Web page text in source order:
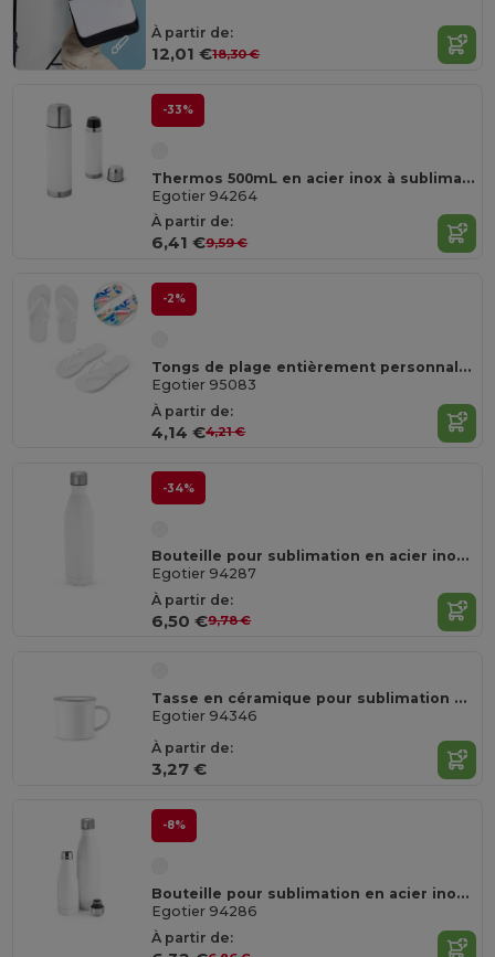
À partir de:
12,01 €18,30 €
-33%
Thermos 500mL en acier inox à sublimation
Egotier 94264
À partir de:
6,41 €9,59 €
-2%
Tongs de plage entièrement personnalisables via sublimation
Egotier 95083
À partir de:
4,14 €4,21 €
-34%
Bouteille pour sublimation en acier inoxydable 800 mL
Egotier 94287
À partir de:
6,50 €9,78 €
Tasse en céramique pour sublimation 280 mL
Egotier 94346
À partir de:
3,27 €
-8%
Bouteille pour sublimation en acier inoxydable de 380 ml
Egotier 94286
À partir de: